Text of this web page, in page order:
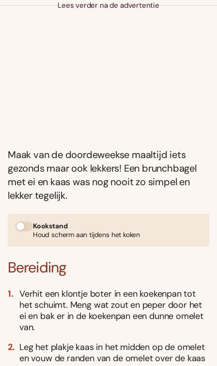
Lees verder na de advertentie
Maak van de doordeweekse maaltijd iets
gezonds maar ook lekkers! Een brunchbagel
met ei en kaas was nog nooit zo simpel en
lekker tegelijk.
Kookstand
Houd scherm aan tijdens het koken
Bereiding
Verhit een klontje boter in een koekenpan tot
het schuimt. Meng wat zout en peper door het
ei en bak er in de koekenpan een dunne omelet
van.
Leg het plakje kaas in het midden op de omelet
en vouw de randen van de omelet over de kaas